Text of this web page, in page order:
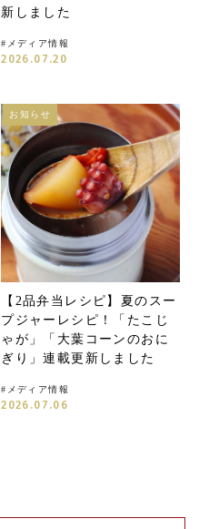
新しました
# メディア情報
2026.07.20
【2品弁当レシピ】夏のスー
プジャーレシピ！「たこじ
ゃが」「大葉コーンのおに
ぎり」連載更新しました
# メディア情報
2026.07.06
お知らせ